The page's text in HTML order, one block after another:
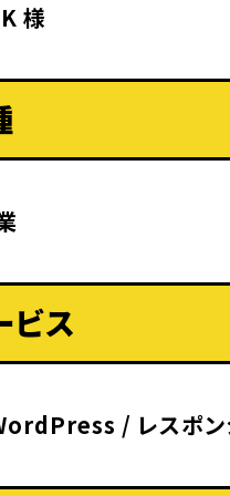
様
ビス
/ レスポ